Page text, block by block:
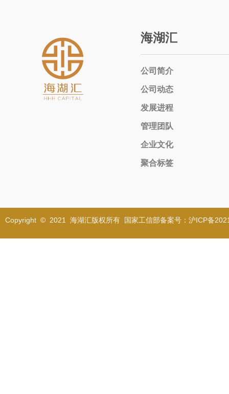
海湖汇
公司简介
公司动态
发展进程
管理团队
企业文化
聚合标签
Copyright © 2021 海湖汇版权所有 国家工信部备案号：沪ICP备